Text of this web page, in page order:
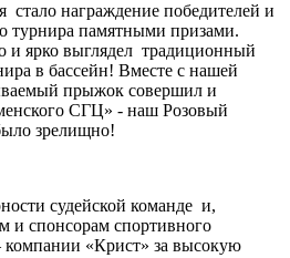
награждение победителей и
турнира памятными призами.
и ярко выглядел традиционный
в бассейн! Вместе с нашей
прыжок совершил и
СГЦ» - наш Розовый
зрелищно!
судейской команде и,
и спонсорам спортивного
компании «Крист» за высокую